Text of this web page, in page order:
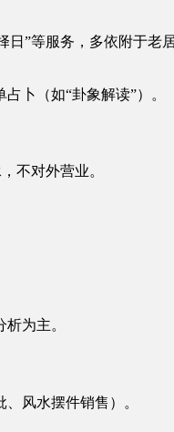
日”等服务，多依附于老
卜（如“卦象解读”）。
不对外营业。
为主。
风水摆件销售）。